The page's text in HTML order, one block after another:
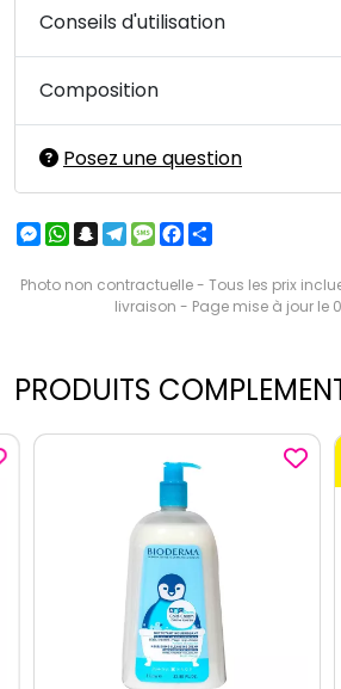
Conseils d'utilisation
Composition
Posez une question
Messenger
WhatsApp
Snapchat
Telegram
MessageFacebook
Photo non contractuelle - Tous les prix
livraison - Page mise à jour le
PRODUITS